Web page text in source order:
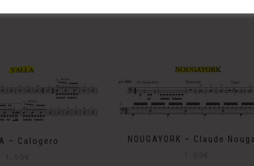
– Calogero NOUGAYORK – Claude